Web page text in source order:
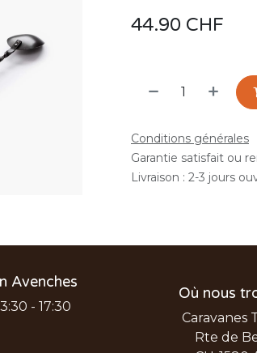
44.90 CHF
Conditions générales
Garantie satisfait ou
Livraison : 2-3 jours
Avenches
- 17:30
Où nous
Caravanes
Rte de